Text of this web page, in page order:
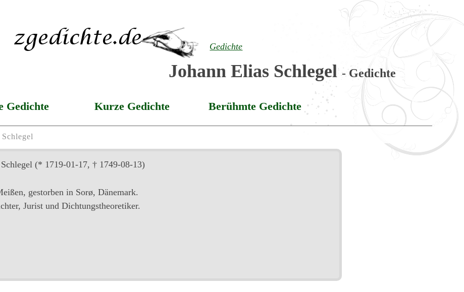
Gedichte
Johann Elias Schlegel- Gedichte
Gedichte Kurze Gedichte Berühmte Gedichte
(* 1719-01-17, † 1749-08-13)
gestorben in Sorø, Dänemark.
Jurist und Dichtungstheoretiker.